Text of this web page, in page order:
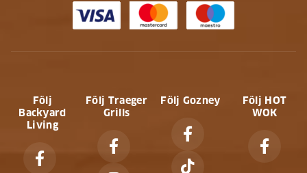
Följ
Backyard
Living
Följ Traeger
Grills
Följ Gozney
Följ HOT
WOK